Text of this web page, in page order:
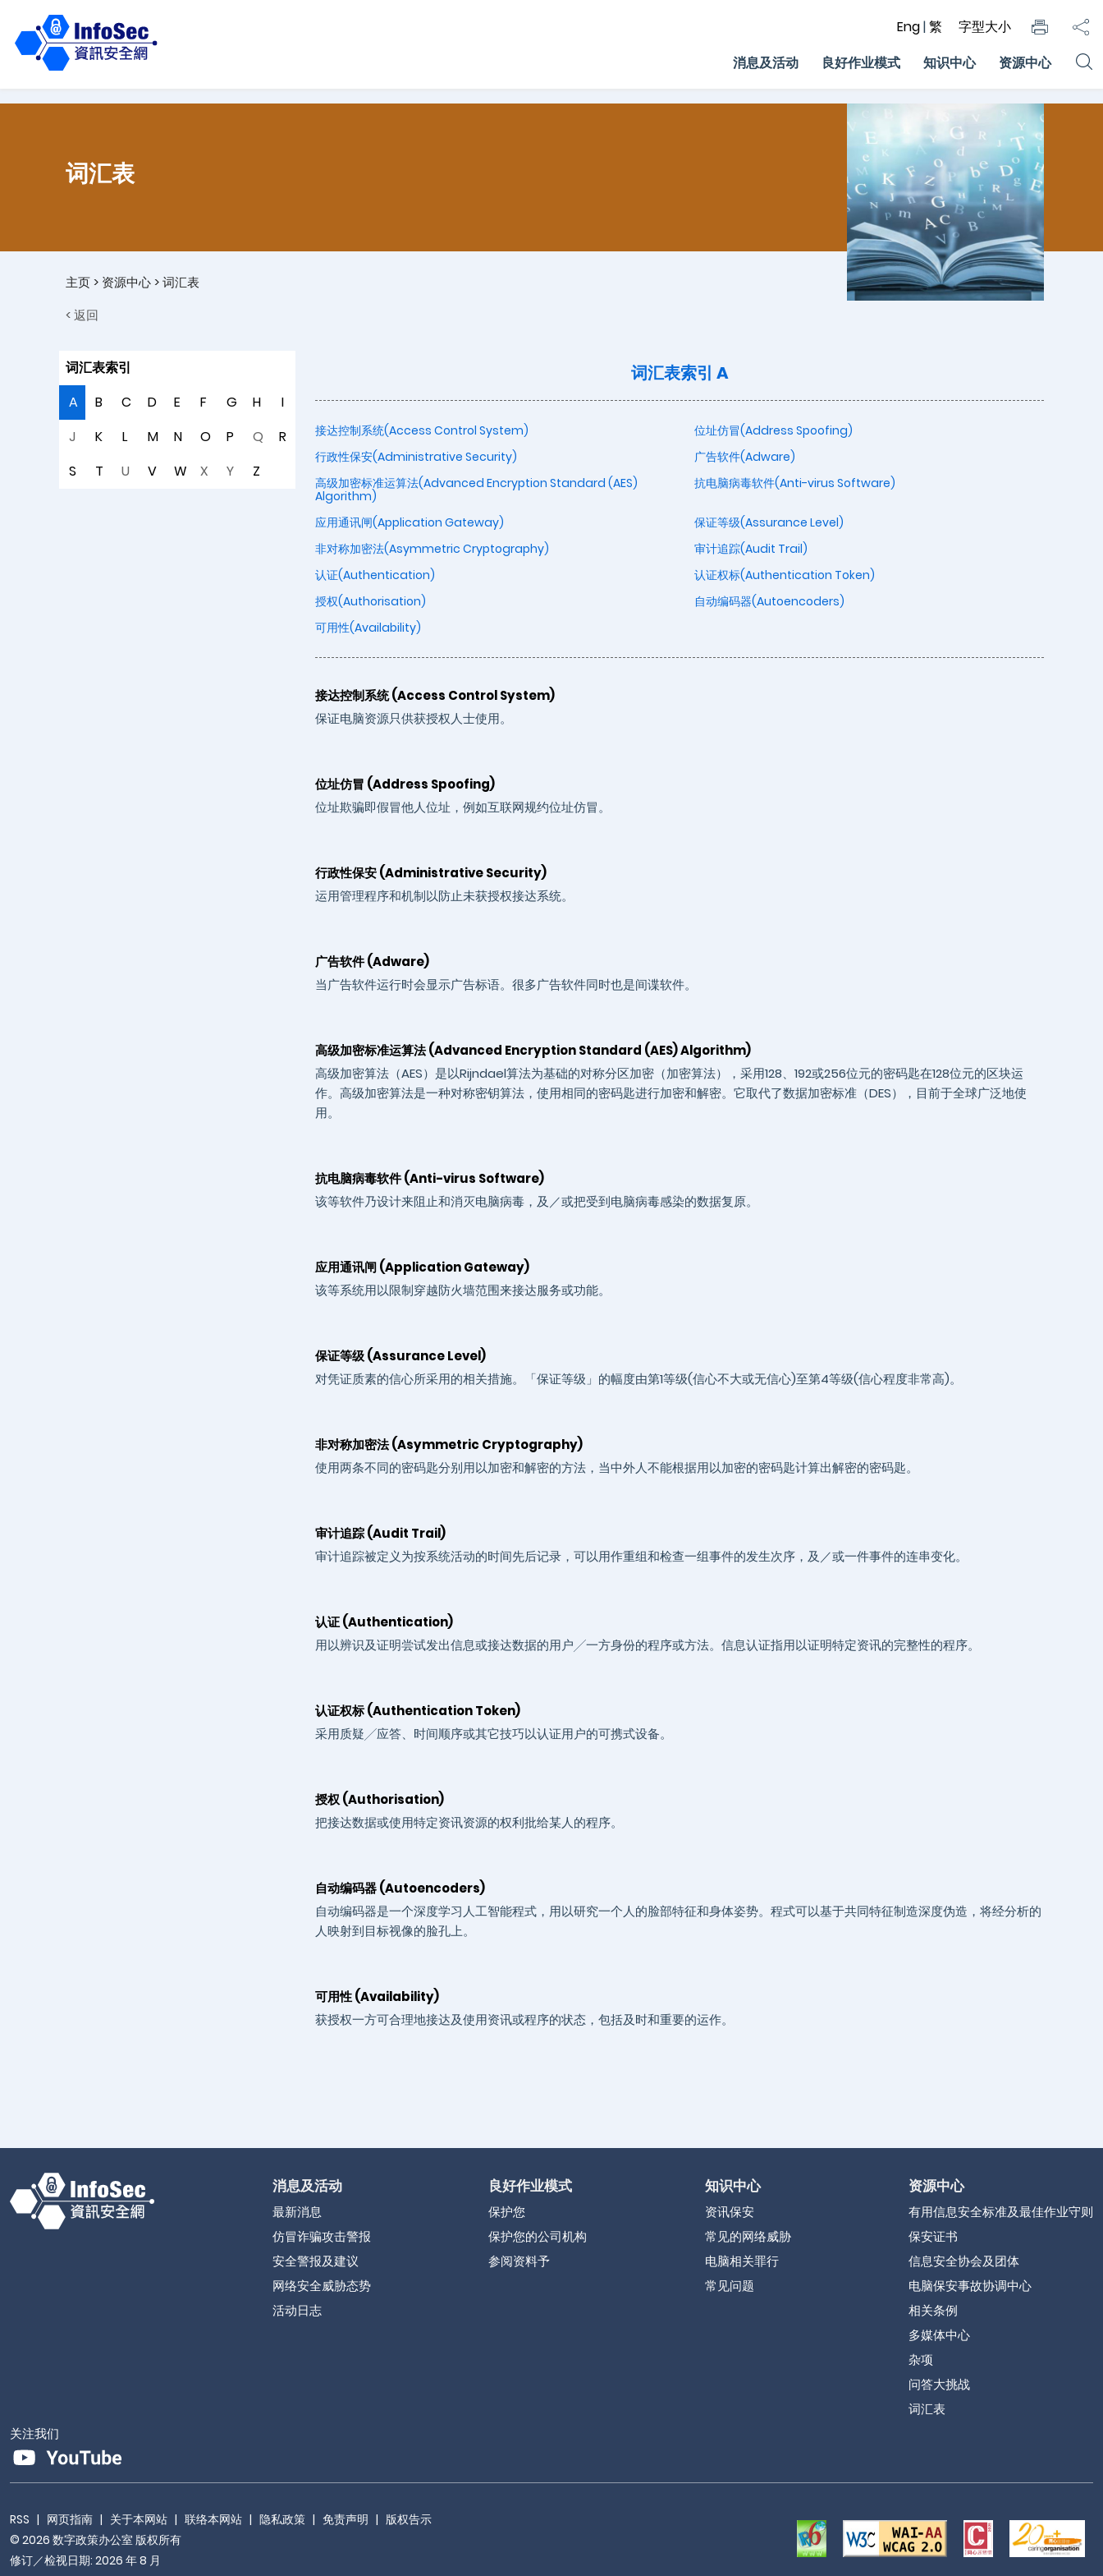
Eng|繁
字型大小
消息及活动
良好作业模式 知识中心 资源中心
词汇表
主页> 资源中心>词汇表
< 返回
词汇表索引
A
B C D E F G H
I
J
K L M N O P Q
R
S
T U V W X Y Z
词汇表索引 A
接达控制系统(Access Control System)
位址仿冒(Address Spoofing)
行政性保安(Administrative Security)
广告软件(Adware)
高级加密标准运算法(Advanced Encryption Standard (AES)
Algorithm)
抗电脑病毒软件(Anti-virus Software)
应用通讯闸(Application Gateway)
保证等级(Assurance Level)
非对称加密法(Asymmetric Cryptography)
审计追踪(Audit Trail)
认证(Authentication)
认证权标(Authentication Token)
授权(Authorisation)
自动编码器(Autoencoders)
可用性(Availability)
接达控制系统 (Access Control System)
保证电脑资源只供获授权人士使用。
位址仿冒 (Address Spoofing)
位址欺骗即假冒他人位址，例如互联网规约位址仿冒。
行政性保安 (Administrative Security)
运用管理程序和机制以防止未获授权接达系统。
广告软件 (Adware)
当广告软件运行时会显示广告标语。很多广告软件同时也是间谍软件。
高级加密标准运算法 (Advanced Encryption Standard (AES) Algorithm)
高级加密算法（AES）是以Rijndael算法为基础的对称分区加密（加密算法），采用128、192或256位元的密码匙在128位元的区块运
作。高级加密算法是一种对称密钥算法，使用相同的密码匙进行加密和解密。它取代了数据加密标准（DES），目前于全球广泛地使
用。
抗电脑病毒软件 (Anti-virus Software)
该等软件乃设计来阻止和消灭电脑病毒，及／或把受到电脑病毒感染的数据复原。
应用通讯闸 (Application Gateway)
该等系统用以限制穿越防火墙范围来接达服务或功能。
保证等级 (Assurance Level)
对凭证质素的信心所采用的相关措施。「保证等级」的幅度由第1等级(信心不大或无信心)至第4等级(信心程度非常高)。
非对称加密法 (Asymmetric Cryptography)
使用两条不同的密码匙分别用以加密和解密的方法，当中外人不能根据用以加密的密码匙计算出解密的密码匙。
审计追踪 (Audit Trail)
审计追踪被定义为按系统活动的时间先后记录，可以用作重组和检查一组事件的发生次序，及／或一件事件的连串变化。
认证 (Authentication)
用以辨识及证明尝试发出信息或接达数据的用户╱一方身份的程序或方法。信息认证指用以证明特定资讯的完整性的程序。
认证权标 (Authentication Token)
采用质疑╱应答、时间顺序或其它技巧以认证用户的可携式设备。
授权 (Authorisation)
把接达数据或使用特定资讯资源的权利批给某人的程序。
自动编码器 (Autoencoders)
自动编码器是一个深度学习人工智能程式，用以研究一个人的脸部特征和身体姿势。程式可以基于共同特征制造深度伪造，将经分析的
人映射到目标视像的脸孔上。
可用性 (Availability)
获授权一方可合理地接达及使用资讯或程序的状态，包括及时和重要的运作。
消息及活动
最新消息
仿冒诈骗攻击警报
安全警报及建议
网络安全威胁态势
活动日志
良好作业模式
保护您
保护您的公司机构
参阅资料予
知识中心
资讯保安
常见的网络威胁
电脑相关罪行
常见问题
资源中心
有用信息安全标准及最佳作业守则
保安证书
信息安全协会及团体
电脑保安事故协调中心
相关条例
多媒体中心
杂项
问答大挑战
词汇表
关注我们
RSS | 网页指南 | 关于本网站 | 联络本网站 | 隐私政策 | 免责声明 | 版权告示
© 2026 数字政策办公室 版权所有
修订／检视日期: 2026 年 8 月